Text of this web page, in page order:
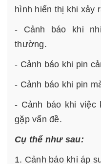
hình hiển thị khi xảy
- Cảnh báo khi
thường.
- Cảnh báo khi pin
- Cảnh báo khi pin
- Cảnh báo khi việc
gặp vấn đề.
Cụ thể như sau:
1. Cảnh báo khi áp